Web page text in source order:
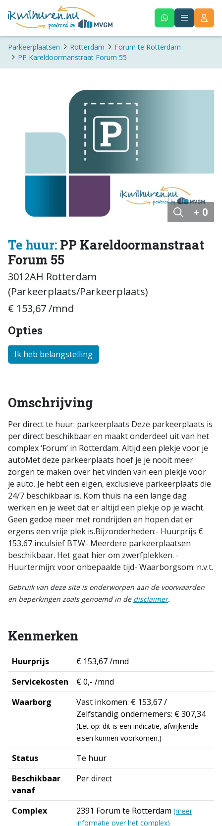
Parkeerplaatsen Rotterdam
Forum te Rotterdam
PP Kareldoormanstraat Forum 55
+ 0
Te huur: PP Kareldoormanstraat
Forum 55
3012AH Rotterdam
(Parkeerplaats/Parkeerplaats)
€ 153,67 /mnd
Opties
Ik heb belangstelling
Omschrijving
Per direct te huur: parkeerplaats Deze parkeerplaats is
per direct beschikbaar en maakt onderdeel uit van het
complex ‘Forum’ in Rotterdam. Altijd een plekje voor je
autoMet deze parkeerplaats hoef je je nooit meer
zorgen te maken over het vinden van een plekje voor
je auto. Je hebt een eigen, exclusieve parkeerplaats die
24/7 beschikbaar is. Kom thuis na een lange dag
werken en je weet dat er altijd een plekje op je wacht.
Geen gedoe meer met rondrijden en hopen dat er
ergens een vrije plek is.Bijzonderheden:- Huurprijs €
153,67 inculsief BTW- Meerdere parkeerplaatsen
beschikbaar. Het gaat hier om zwerfplekken. -
Huurtermijn: voor onbepaalde tijd- Waarborgsom: n.v.t.
Gebruik van deze site is onderworpen aan de voorwaarden
en beperkingen zoals genoemd in de disclaimer.
Kenmerken
Huurprijs
€ 153,67 /mnd
Servicekosten
€ 0,- /mnd
Waarborg
Vast inkomen: € 153,67 /
Zelfstandig ondernemers: € 307,34
(Let op: dit is een indicatie, afwijkende
eisen kunnen voorkomen.)
Status
Te huur
Beschikbaar
vanaf
Per direct
Complex 2391 Forum te Rotterdam (meer
informatie over het complex)